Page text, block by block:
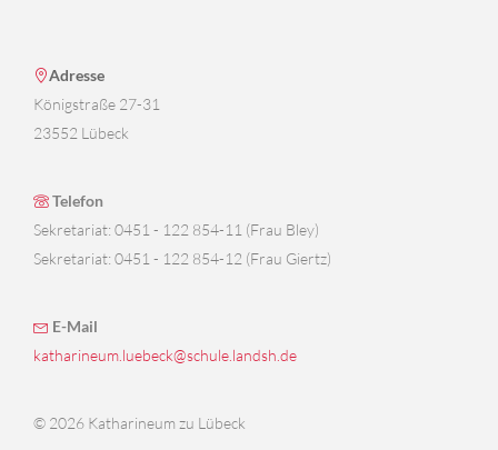
Adresse
Königstraße 27-31
23552 Lübeck
Telefon
Sekretariat: 0451 - 122 854-11 (Frau Bley)
Sekretariat: 0451 - 122 854-12 (Frau Giertz)
E-Mail
katharineum.luebeck@schule.landsh.de
© 2026 Katharineum zu Lübeck